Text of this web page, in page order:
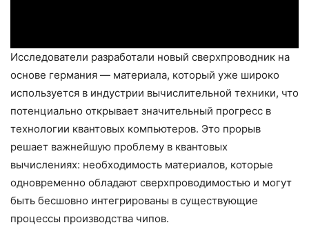
Исследователи разработали новый сверхпроводник на
основе германия — материала, который уже широко
используется в индустрии вычислительной техники, что
потенциально открывает значительный прогресс в
технологии квантовых компьютеров. Это прорыв
решает важнейшую проблему в квантовых
вычислениях: необходимость материалов, которые
одновременно обладают сверхпроводимостью и могут
быть бесшовно интегрированы в существующие
процессы производства чипов.